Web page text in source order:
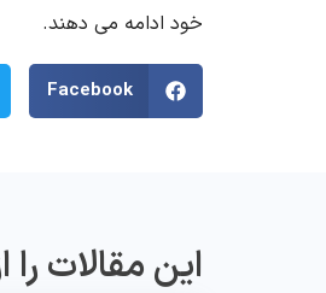
خود ادامه می دهند.
Facebook
این مقالات